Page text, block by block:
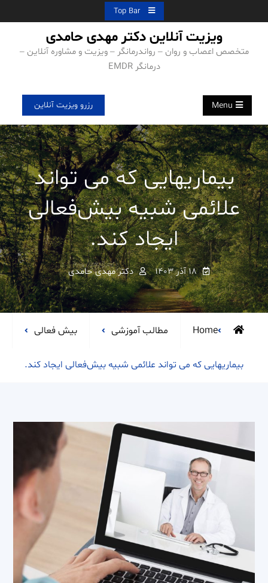
to
Top Bar
ویزیت آنلاین دکتر مهدی حامدی
متخصص اعصاب و روان – رواندرمانگر – ویزیت و مشاوره آنلاین –
درمانگر EMDR
Menu رزرو ویزیت آنلاین
بیماریهایی که می تواند
علائمی شبیه بیش‌فعالی
ایجاد کند.
۱۸ آذر ۱۴۰۳ دکتر مهدی حامدی
Home مطالب آموزشی بیش فعالی
بیماریهایی که می تواند علائمی شبیه بیش‌فعالی ایجاد کند.